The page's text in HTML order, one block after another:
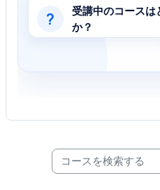
?
受講中のコース
か？
コースを検索する